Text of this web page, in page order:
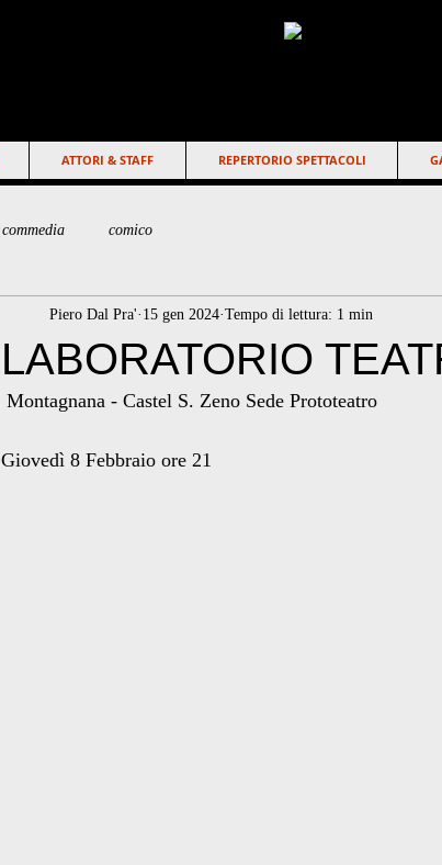
ATTORI & STAFF REPERTORIO SPETTACOLI
commedia comico
LABORATORIO
Piero Dal Pra' 15 gen 2024 Tempo di lettura: 1 min
Montagnana - Castel S. Zeno Sede Prototeatro
Giovedì 8 Febbraio ore 21